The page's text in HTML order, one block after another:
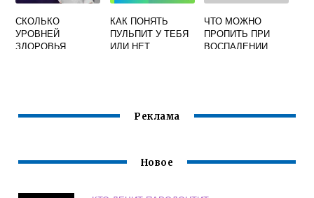
СКОЛЬКО
УРОВНЕЙ
ЗДОРОВЬЯ
КАК ПОНЯТЬ
ПУЛЬПИТ У ТЕБЯ
ИЛИ НЕТ
ЧТО МОЖНО
ПРОПИТЬ ПРИ
ВОСПАЛЕНИИ
Реклама
Новое